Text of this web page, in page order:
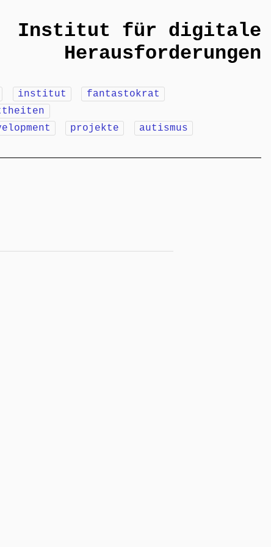
Institut für digitale
Herausforderungen
institut
fantastokrat
projekte autismus